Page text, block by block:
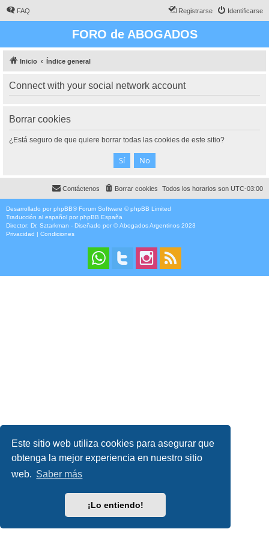
Este sitio web utiliza cookies para asegurar que
obtenga la mejor experiencia en nuestro sitio
web. Saber más
¡Lo entiendo!
FAQ Identificarse
Registrarse
FORO de ABOGADOS
Inicio Índice general
Connect with your social network account
Borrar cookies
¿Está seguro de que quiere borrar todas las cookies de este sitio?
Todos los horarios son UTC-03:00
Borrar cookies
Contáctenos
Desarrollado por phpBB® Forum Software © phpBB Limited
Traducción al español por phpBB España
Director: Dr. Sztarkman - Diseñado por ©Abogados Argentinos 2023
Privacidad | Condiciones